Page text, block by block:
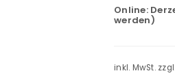
Online:
werden)
inkl. MwSt. zzgl.